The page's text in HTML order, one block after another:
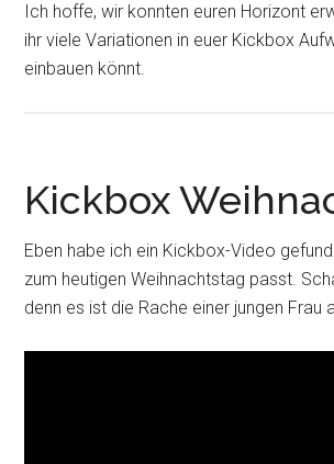
Ich hoffe, wir konnten euren Horizont
ihr viele Variationen in euer Kickbox
einbauen könnt.
Kickbox
Eben habe ich ein Kickbox-Video
zum heutigen Weihnachtstag passt.
denn es ist die Rache einer jungen Frau